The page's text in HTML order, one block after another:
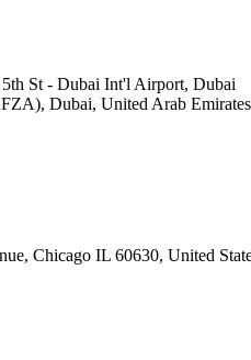
St - Dubai Int'l Airport, Dubai
Dubai, United Arab Emirates
Chicago IL 60630, United